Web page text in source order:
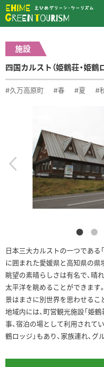
MOVIE
CONTACT
▶︎日本語
施設
四国カルスト（姫鶴荘・姫鶴
#久万高原町 #春 #夏 #
日本三大カルストの一つである
に囲まれた愛媛県と高知県の県
眺望の素晴らしさは有名で、晴
太平洋を眺めることができます
景はまさに別世界を思わせるこ
地域内には、町営観光施設「姫
事、宿泊の場として利用されて
鶴ロッジ」もあり、家族連れ、グ